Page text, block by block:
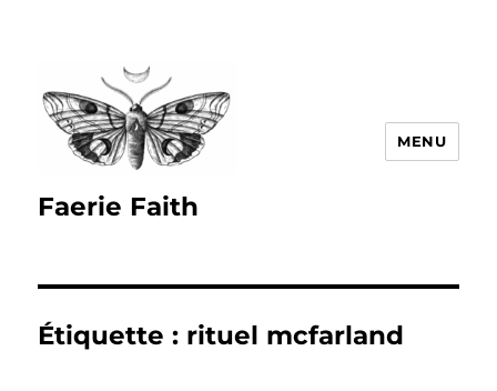
Faerie Faith
MENU
Étiquette : rituel mcfarland